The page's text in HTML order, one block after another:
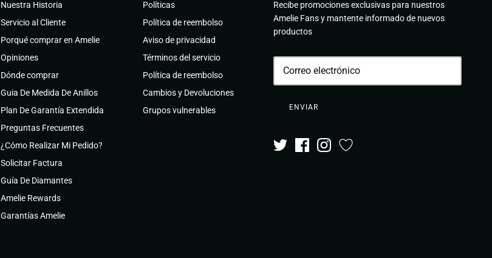
Nuestra Historia
Servicio al Cliente
Porqué comprar en Amelie
Opiniones
Dónde comprar
Guia De Medida De Anillos
Plan De Garantía Extendida
Preguntas Frecuentes
¿Cómo Realizar Mi Pedido?
Solicitar Factura
Guía De Diamantes
Amelie Rewards
Garantías Amelie
Políticas
Política de reembolso
Aviso de privacidad
Términos del servicio
Política de reembolso
Cambios y Devoluciones
Grupos vulnerables
Recibe promociones exclusivas para nuestros
Amelie Fans y mantente informado de nuevos
productos
ENVIAR